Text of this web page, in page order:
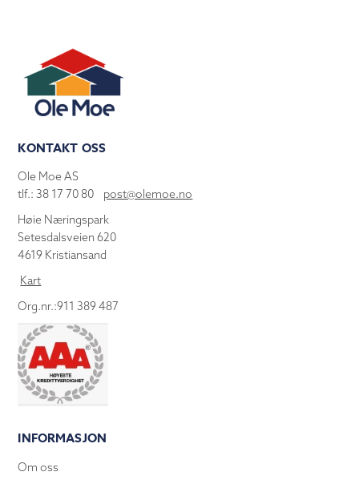
KONTAKT OSS
Ole Moe AS
tlf.: 38 17 70 80 post@olemoe.no
Høie Næringspark
Setesdalsveien 620
4619 Kristiansand
Kart
Org.nr.:911 389 487
INFORMASJON
Om oss